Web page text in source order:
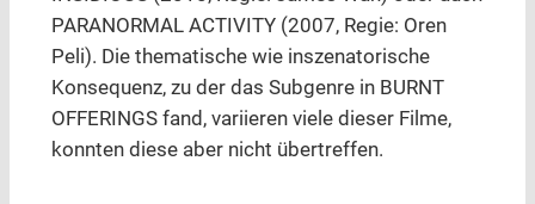
PARANORMAL ACTIVITY (2007, Regie: Oren
Peli). Die thematische wie inszenatorische
Konsequenz, zu der das Subgenre in BURNT
OFFERINGS fand, variieren viele dieser Filme,
konnten diese aber nicht übertreffen.